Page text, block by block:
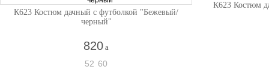
К623 Костюм дачный с футболкой "Бежевый/
черный"
820 a
52 60
К623 Костюм